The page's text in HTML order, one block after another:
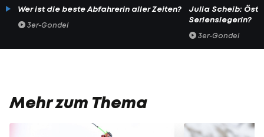
Wer ist die beste Abfahrerin aller Zeiten?
3er-Gondel
Julia Scheib:
Seriensiegerin?
3er-Gondel
Mehr zum Thema